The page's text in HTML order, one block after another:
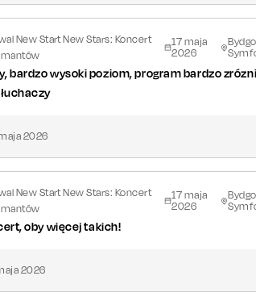
New Start New Stars: Koncert
17 maja
2026
bardzo wysoki poziom, program bardzo
2026
New Start New Stars: Koncert
17 maja
2026
oby więcej takich!
2026